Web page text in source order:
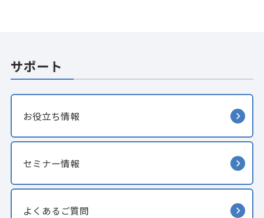
サポート
お役立ち情報
セミナー情報
よくあるご質問